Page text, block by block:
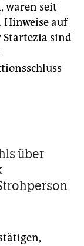
waren seit
Hinweise auf
sind
über